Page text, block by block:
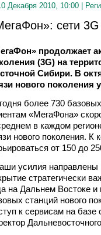
Декабря 2010, 10:00 |
сети
продолжает
(3G) на
Сибири. В
нового поколения
более 730
«МегаФона»
в каждом
нового поколения. К
от 150 до
усилия направлены
стратегически
на Дальнем Востоке
станций нового
к сервисам на